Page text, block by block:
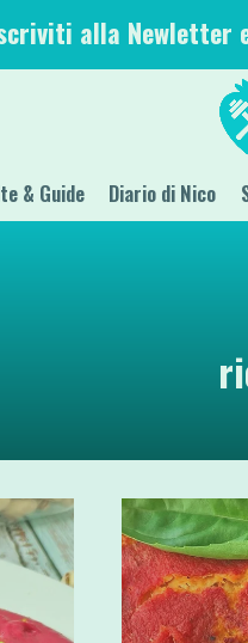
alla Newletter
& Guide Diario di Nico